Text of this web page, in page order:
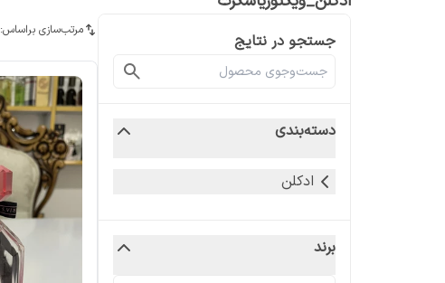
جستجو در نتایج
دسته‌بندی
ادکلن
برند
مرتب‌سازی براساس: